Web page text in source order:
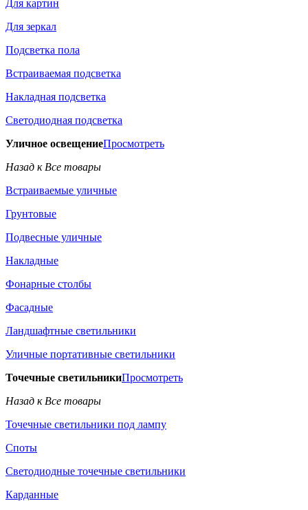
Для картин
Для зеркал
Подсветка пола
Встраиваемая подсветка
Накладная подсветка
Светодиодная подсветка
Уличное освещениеПросмотреть
Назад к Все товары
Встраиваемые уличные
Грунтовые
Подвесные уличные
Накладные
Фонарные столбы
Фасадные
Ландшафтные светильники
Уличные портативные светильники
Точечные светильникиПросмотреть
Назад к Все товары
Точечные светильники под лампу
Споты
Светодиодные точечные светильники
Карданные